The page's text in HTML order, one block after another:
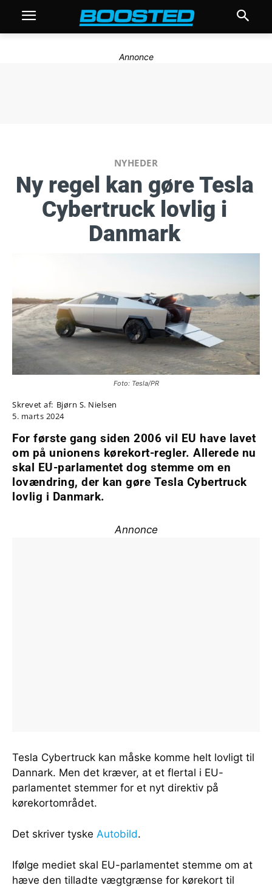
Annonce
NYHEDER
Ny regel kan gøre Tesla
Cybertruck lovlig i
Danmark
Foto: Tesla/PR
Skrevet af: Bjørn S. Nielsen
5. marts 2024
For første gang siden 2006 vil EU have lavet
om på unionens kørekort-regler. Allerede nu
skal EU-parlamentet dog stemme om en
lovændring, der kan gøre Tesla Cybertruck
lovlig i Danmark.
Annonce
Tesla Cybertruck kan måske komme helt lovligt til
Dannark. Men det kræver, at et flertal i EU-
parlamentet stemmer for et nyt direktiv på
kørekortområdet.
Det skriver tyske Autobild.
Ifølge mediet skal EU-parlamentet stemme om at
hæve den tilladte vægtgrænse for kørekort til